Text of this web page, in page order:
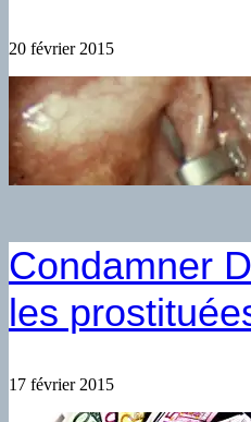
20 février 2015
Condamner
les
17 février 2015